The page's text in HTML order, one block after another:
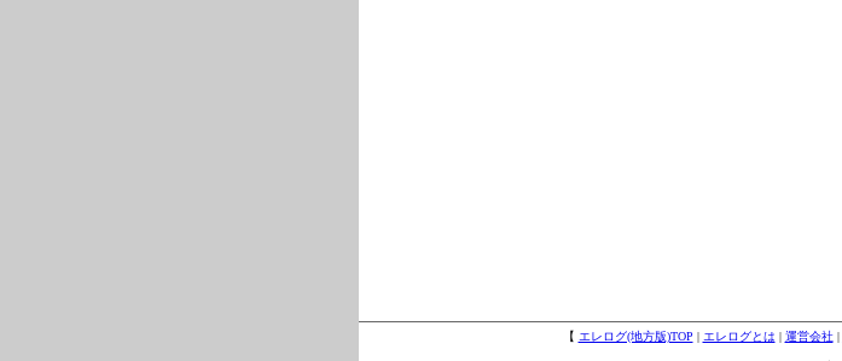
【 エレログ(地方版)TOP | エレログとは | 運営会社|